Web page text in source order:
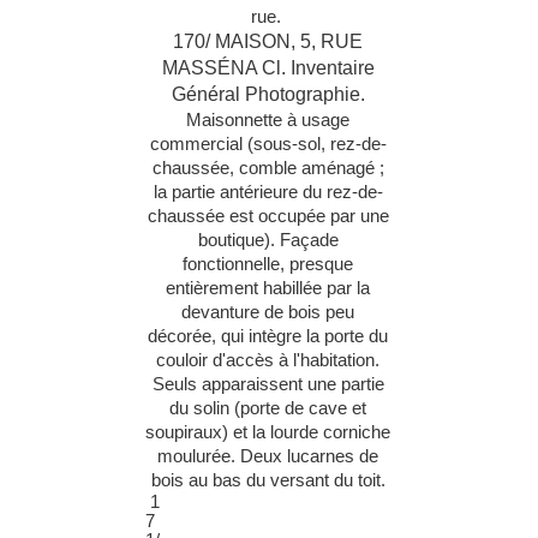
rue.
170/ MAISON, 5, RUE
MASSÉNA Cl. Inventaire
Général Photographie.
Maisonnette à usage
commercial (sous-sol, rez-de-
chaussée, comble aménagé ;
la partie antérieure du rez-de-
chausséeest occupée par une
boutique). Façade
fonctionnelle, presque
entièrement habillée par la
devanture de bois peu
décorée, qui intègre la porte du
couloir d'accès à l'habitation.
Seuls apparaissent une partie
du solin (porte de cave et
soupiraux) et la lourde corniche
moulurée. Deux lucarnes de
bois au bas du versant du toit.
1
7